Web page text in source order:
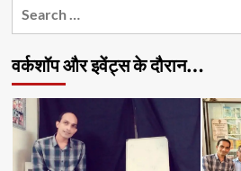
के
दोस्त
वर्कशॉप और इवेंट्स के दौरान…